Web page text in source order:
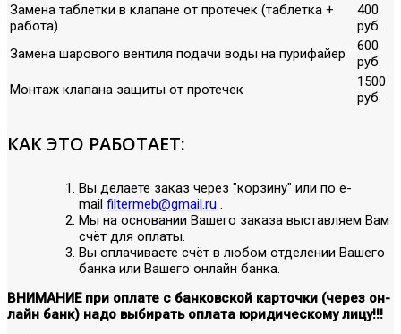
Замена таблетки в клапане от протечек (таблетка +
работа)
400
руб.
Замена шарового вентиля подачи воды на пурифайер
600
руб.
Монтаж клапана защиты от протечек
1500
руб.
КАК ЭТО РАБОТАЕТ:
Вы делаете заказ через "корзину" или по е-
mail filtermeb@gmail.ru .
Мы на основании Вашего заказа выставляем Вам
счёт для оплаты.
Вы оплачиваете счёт в любом отделении Вашего
банка или Вашего онлайн банка.
ВНИМАНИЕ при оплате с банковской карточки (через он-
лайн банк) надо выбирать оплата юридическому лицу!!!